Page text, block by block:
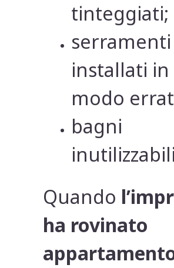
tinteggiati;
serramenti
installati in
modo
bagni
Quando
ha rovinato